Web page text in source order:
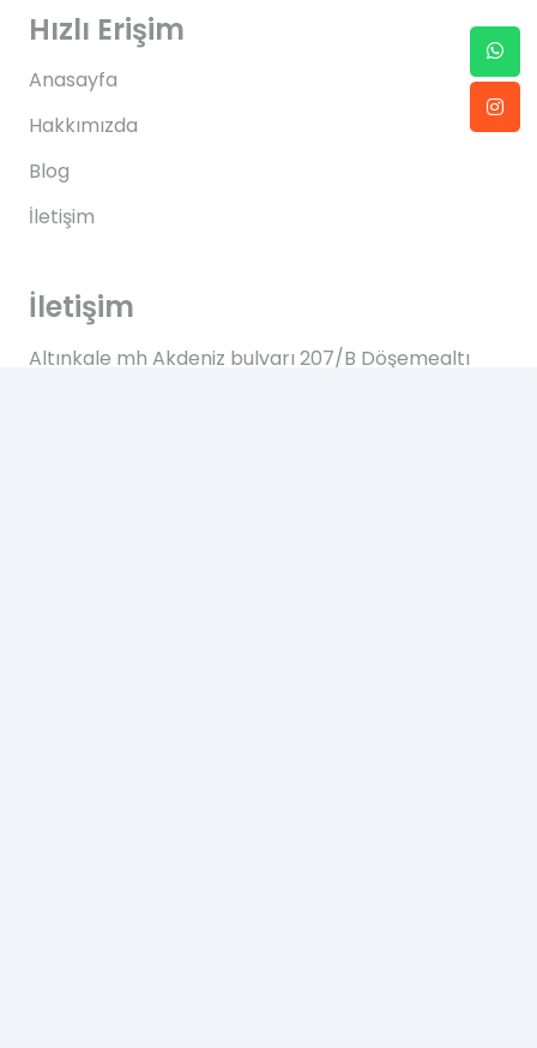
Hızlı Erişim
Anasayfa
Hakkımızda
Blog
İletişim
İletişim
Altınkale mh Akdeniz bulvarı 207/B Döşemealtı